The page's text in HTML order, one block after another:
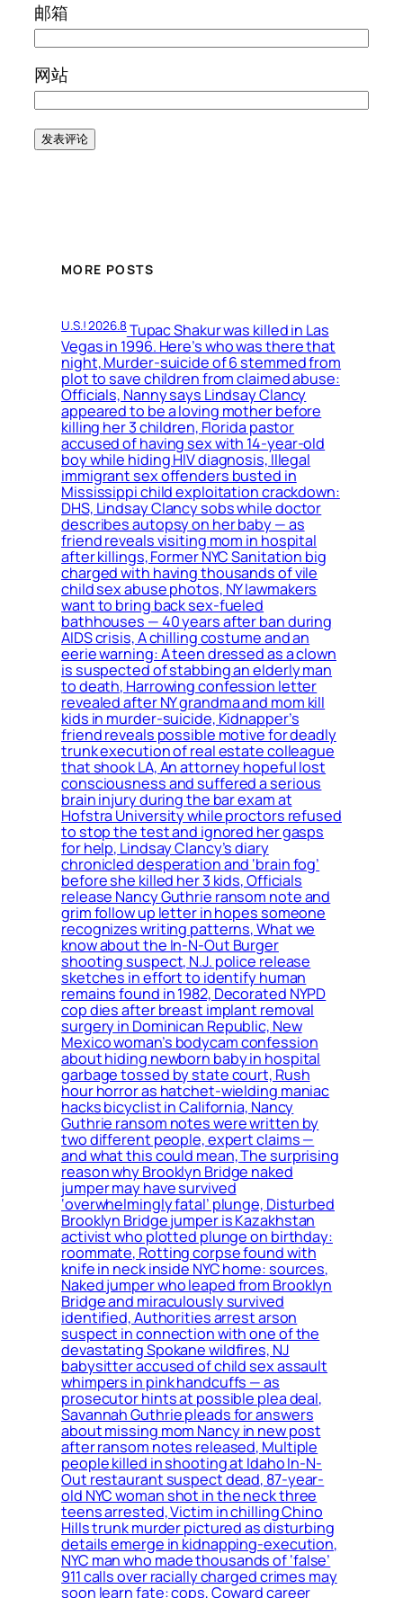
邮箱
网站
MORE POSTS
U.S.! 2026.8Tupac Shakur was killed in Las
Vegas in 1996. Here’s who was there that
night, Murder-suicide of 6 stemmed from
plot to save children from claimed abuse:
Officials, Nanny says Lindsay Clancy
appeared to be a loving mother before
killing her 3 children, Florida pastor
accused of having sex with 14-year-old
boy while hiding HIV diagnosis, Illegal
immigrant sex offenders busted in
Mississippi child exploitation crackdown:
DHS, Lindsay Clancy sobs while doctor
describes autopsy on her baby — as
friend reveals visiting mom in hospital
after killings, Former NYC Sanitation big
charged with having thousands of vile
child sex abuse photos, NY lawmakers
want to bring back sex-fueled
bathhouses — 40 years after ban during
AIDS crisis, A chilling costume and an
eerie warning: A teen dressed as a clown
is suspected of stabbing an elderly man
to death, Harrowing confession letter
revealed after NY grandma and mom kill
kids in murder-suicide, Kidnapper’s
friend reveals possible motive for deadly
trunk execution of real estate colleague
that shook LA, An attorney hopeful lost
consciousness and suffered a serious
brain injury during the bar exam at
Hofstra University while proctors refused
to stop the test and ignored her gasps
for help, Lindsay Clancy’s diary
chronicled desperation and ‘brain fog’
before she killed her 3 kids, Officials
release Nancy Guthrie ransom note and
grim follow up letter in hopes someone
recognizes writing patterns, What we
know about the In-N-Out Burger
shooting suspect, N.J. police release
sketches in effort to identify human
remains found in 1982, Decorated NYPD
cop dies after breast implant removal
surgery in Dominican Republic, New
Mexico woman’s bodycam confession
about hiding newborn baby in hospital
garbage tossed by state court, Rush
hour horror as hatchet-wielding maniac
hacks bicyclist in California, Nancy
Guthrie ransom notes were written by
two different people, expert claims —
and what this could mean, The surprising
reason why Brooklyn Bridge naked
jumper may have survived
‘overwhelmingly fatal’ plunge, Disturbed
Brooklyn Bridge jumper is Kazakhstan
activist who plotted plunge on birthday:
roommate, Rotting corpse found with
knife in neck inside NYC home: sources,
Naked jumper who leaped from Brooklyn
Bridge and miraculously survived
identified, Authorities arrest arson
suspect in connection with one of the
devastating Spokane wildfires, NJ
babysitter accused of child sex assault
whimpers in pink handcuffs — as
prosecutor hints at possible plea deal,
Savannah Guthrie pleads for answers
about missing mom Nancy in new post
after ransom notes released, Multiple
people killed in shooting at Idaho In-N-
Out restaurant suspect dead, 87-year-
old NYC woman shot in the neck three
teens arrested, Victim in chilling Chino
Hills trunk murder pictured as disturbing
details emerge in kidnapping-execution,
NYC man who made thousands of ‘false’
911 calls over racially charged crimes may
soon learn fate: cops, Coward career